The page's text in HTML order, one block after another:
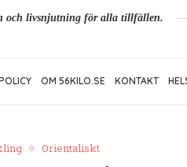
och livsnjutning för alla tillfällen.
OM 56KILO.SE KONTAKT
Orientaliskt